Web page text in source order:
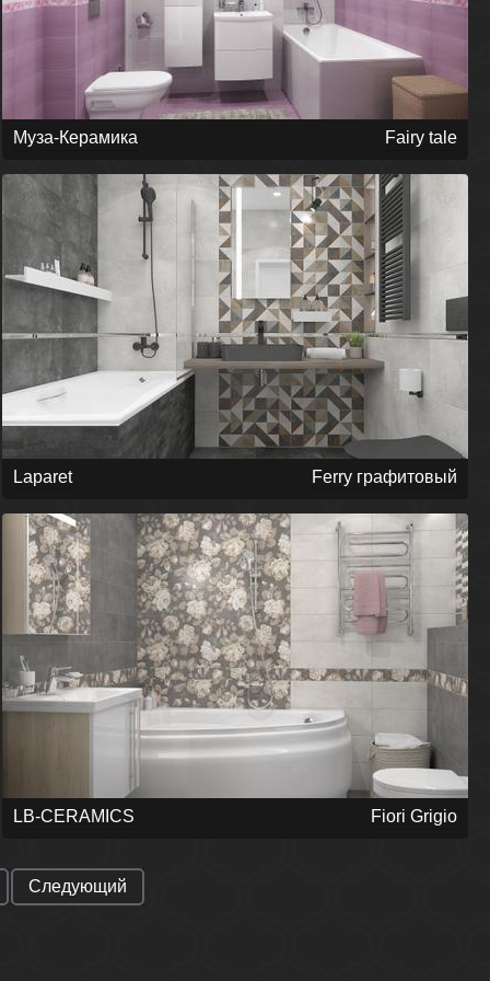
Муза-Керамика Fairy tale
Laparet Ferry графитовый
LB-CERAMICS Fiori Grigio
Следующий